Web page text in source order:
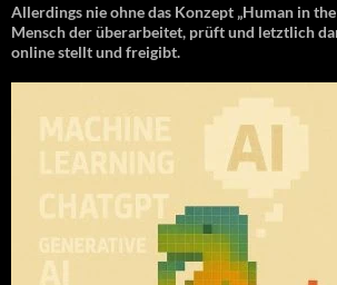
Allerdings nie ohne das Konzept „Human in
Mensch der überarbeitet, prüft und letztlich
online stellt und freigibt.